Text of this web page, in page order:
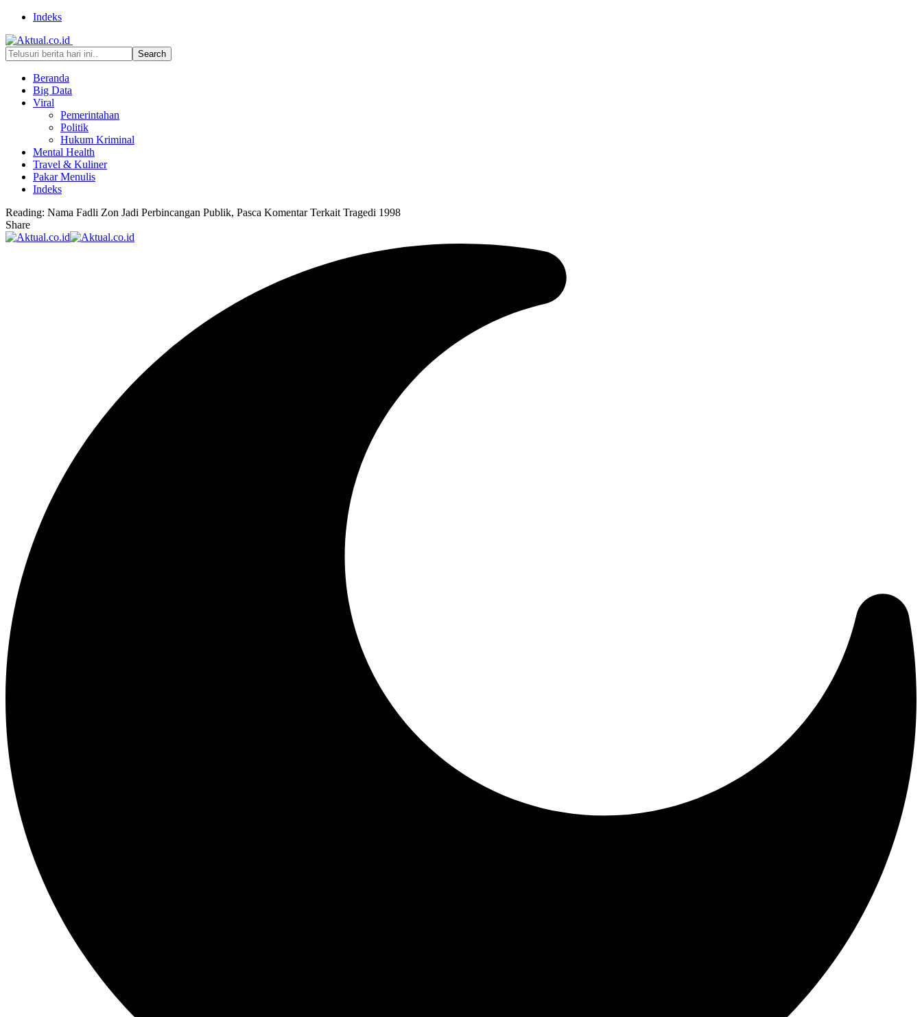
Indeks
Beranda
Big Data
Viral
Pemerintahan
Politik
Hukum Kriminal
Mental Health
Travel & Kuliner
Pakar Menulis
Indeks
Reading: Nama Fadli Zon Jadi Perbincangan Publik, Pasca Komentar Terkait Tragedi 1998
Share